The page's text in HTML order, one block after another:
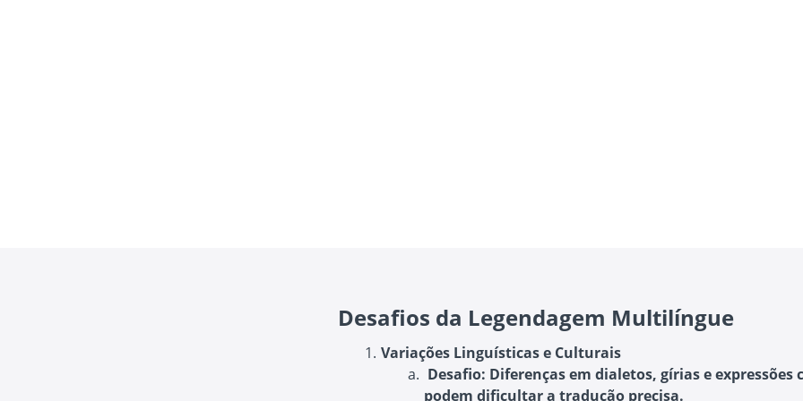
Desafios da Legendagem Multilíngue
Variações Linguísticas e Culturais
Desafio: Diferenças em dialetos, gírias e expressões
podem dificultar a tradução precisa.